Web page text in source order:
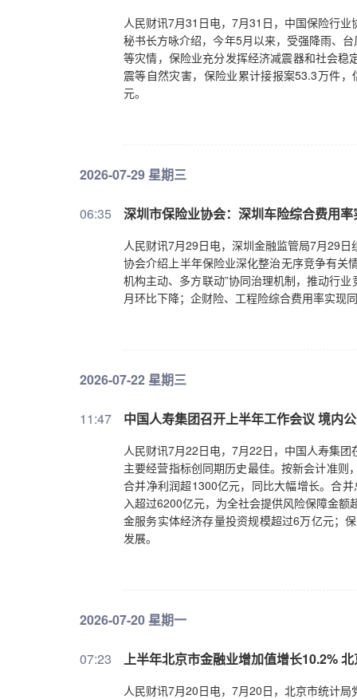
人民财讯7月31日电，7月31日，中国保险行
秘书长方咏介绍，今年5月以来，受强降雨、
等灾情，保险业充分发挥经济减震器和社会
震等自然灾害，保险业累计接报案53.3万件
元。
2026-07-29 星期三
06:35 深圳市保险业协会：深圳车险综合费用
人民财讯7月29日电，深圳金融监管局7月29
协会介绍上半年保险业深化整治无序竞争有关
机构主动、多方联动”协同治理机制，推动行
月环比下降；企财险、工程险综合费用率实现
2026-07-22 星期三
11:47 中国人寿集团召开上半年工作会议 境内
人民财讯7月22日电，7月22日，中国人寿集
主要经营指标创同期历史最佳。按新会计准
合并净利润超1300亿元，同比大幅增长。合
入超过6200亿元，为全社会提供风险保障金
金服务实体经济存量投资规模超过6万亿元；
发展。
2026-07-20 星期一
07:23 上半年北京市金融业增加值增长10.2%
人民财讯7月20日电，7月20日，北京市统计